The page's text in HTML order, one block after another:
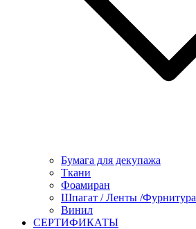
Бумага для декупажа
Ткани
Фоамиран
Шпагат / Ленты /Фурнитура
Винил
СЕРТИФИКАТЫ